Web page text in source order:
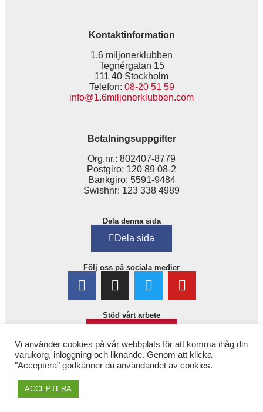
Kontaktinformation
1,6 miljonerklubben
Tegnérgatan 15
111 40 Stockholm
Telefon: 08-20 51 59
info@1.6miljonerklubben.com
Betalningsuppgifter
Org.nr.: 802407-8779
Postgiro: 120 89 08-2
Bankgiro: 5591-9484
Swishnr: 123 338 4989
Dela denna sida
Dela sida
Följ oss på sociala medier
Stöd vårt arbete
Copyright © 2025. 1,6 miljonerklubben
Vi använder cookies på vår webbplats för att komma ihåg din
varukorg, inloggning och liknande. Genom att klicka
"Acceptera" godkänner du användandet av cookies.
ACCEPTERA